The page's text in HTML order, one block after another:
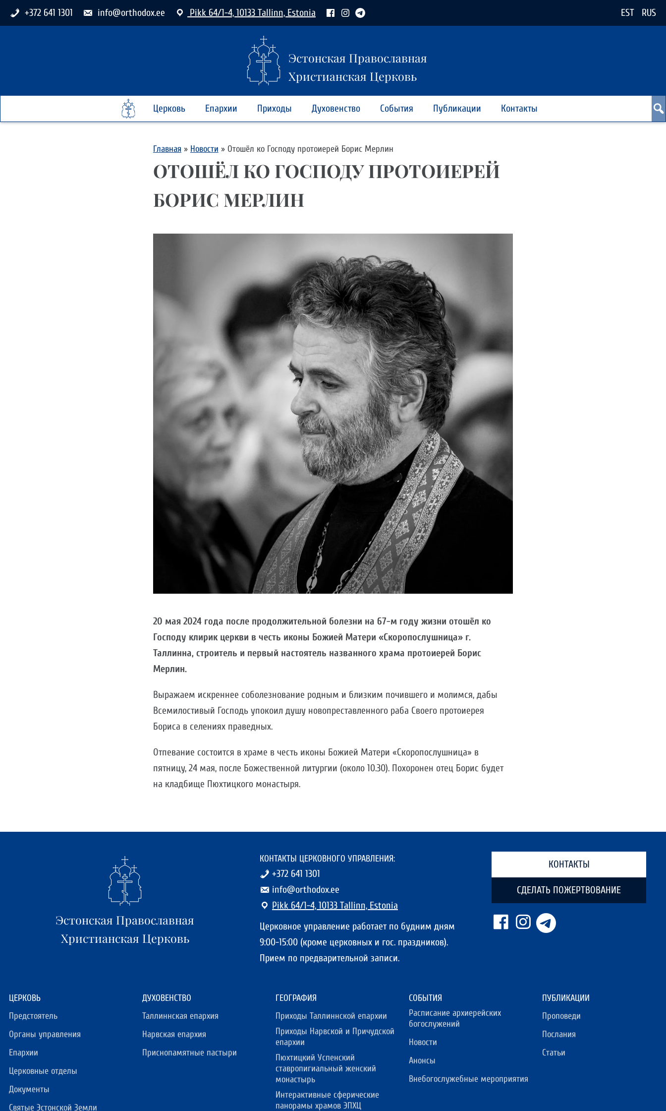
+372 641 1301 info@orthodox.ee Pikk 64/1-4, 10133 Tallinn, Estonia EST RUS
Эстонская Православная
Христианская Церковь
Церковь Епархии Приходы Духовенство События Публикации Контакты
Главная » Новости » Отошёл ко Господу протоиерей Борис Мерлин
ОТОШЁЛ КО ГОСПОДУ ПРОТОИЕРЕЙ
БОРИС МЕРЛИН
20 мая 2024 года после продолжительной болезни на 67-м году жизни отошёл ко
Господу клирик церкви в честь иконы Божией Матери «Скоропослушница» г.
Таллинна, строитель и первый настоятель названного храма протоиерей Борис
Мерлин.
Выражаем искреннее соболезнование родным и близким почившего и молимся, дабы
Всемилостивый Господь упокоил душу новопреставленного раба Своего протоиерея
Бориса в селениях праведных.
Отпевание состоится в храме в честь иконы Божией Матери «Скоропослушница» в
пятницу, 24 мая, после Божественной литургии (около 10.30). Похоронен отец Борис будет
на кладбище Пюхтицкого монастыря.
Эстонская Православная
Христианская Церковь
КОНТАКТЫ ЦЕРКОВНОГО УПРАВЛЕНИЯ:
+372 641 1301
info@orthodox.ee
Pikk 64/1-4, 10133 Tallinn, Estonia
Церковное управление работает по будним дням
9:00-15:00 (кроме церковных и гос. праздников).
Прием по предварительной записи.
КОНТАКТЫ
СДЕЛАТЬ ПОЖЕРТВОВАНИЕ
ЦЕРКОВЬ
Предстоятель
Органы управления
Епархии
Церковные отделы
Документы
Святые Эстонской Земли
ДУХОВЕНСТВО
Таллиннская епархия
Нарвская епархия
Приснопамятные пастыри
ГЕОГРАФИЯ
Приходы Таллиннской епархии
Приходы Нарвской и Причудской
епархии
Пюхтицкий Успенский
ставропигиальный женский
монастырь
Интерактивные сферические
панорамы храмов ЭПХЦ
СОБЫТИЯ
Расписание архиерейских
богослужений
Новости
Анонсы
Внебогослужебные мероприятия
ПУБЛИКАЦИИ
Проповеди
Послания
Статьи